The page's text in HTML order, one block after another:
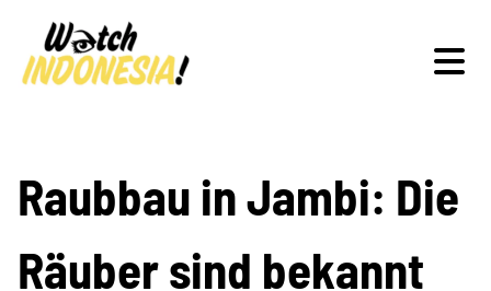
Schwerpunkte
Raubbau in Jambi: Die
Räuber sind bekannt